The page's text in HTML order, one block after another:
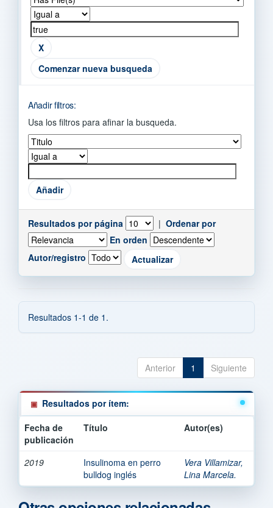
Comenzar nueva busqueda
Añadir filtros:
Usa los filtros para afinar la busqueda.
Resultados por página | Ordenar por
En orden
Autor/registro
Resultados 1-1 de 1.
Anterior 1 Siguiente
Resultados por ítem:
Fecha de
publicación
Título Autor(es)
2019
Insulinoma en perro
bulldog inglés
Vera Villamizar,
Lina Marcela.